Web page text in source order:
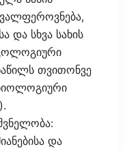
და სხვა სახის
თვითონვე
და